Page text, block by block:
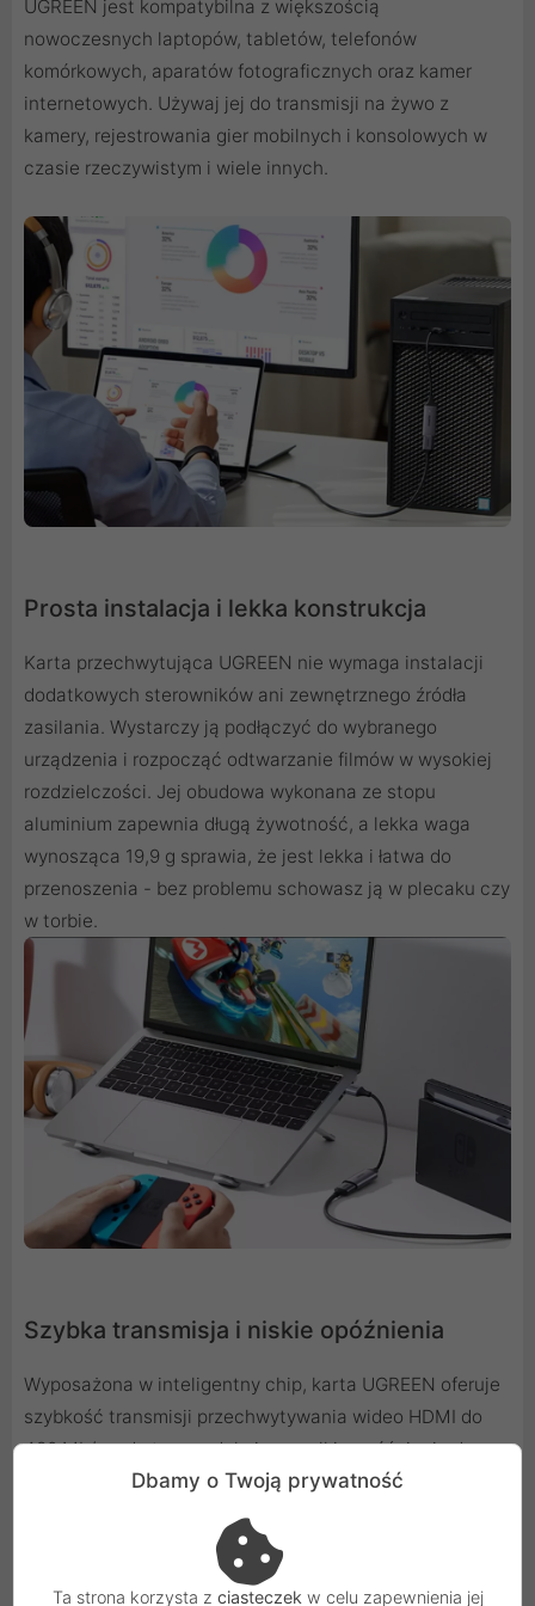
UGREEN jest kompatybilna z większością
nowoczesnych laptopów, tabletów, telefonów
komórkowych, aparatów fotograficznych oraz kamer
internetowych. Używaj jej do transmisji na żywo z
kamery, rejestrowania gier mobilnych i konsolowych w
czasie rzeczywistym i wiele innych.
Prosta instalacja i lekka konstrukcja
Karta przechwytująca UGREEN nie wymaga instalacji
dodatkowych sterowników ani zewnętrznego źródła
zasilania. Wystarczy ją podłączyć do wybranego
urządzenia i rozpocząć odtwarzanie filmów w wysokiej
rozdzielczości. Jej obudowa wykonana ze stopu
aluminium zapewnia długą żywotność, a lekka waga
wynosząca 19,9 g sprawia, że jest lekka i łatwa do
przenoszenia - bez problemu schowasz ją w plecaku czy
w torbie.
Szybka transmisja i niskie opóźnienia
Wyposażona w inteligentny chip, karta UGREEN oferuje
szybkość transmisji przechwytywania wideo HDMI do
480 Mb/s a do tego redukuje wszelkie opóźnienia do
minimum. Pozwala to na nagrywanie ważnych spotkań
czy konferencji w czasie rzeczywistym, co ułatwia w
późniejszym przeglądaniu. Najnowsza konstrukcja karty
zapewnia wyjątkowo niskie opóźnienia podczas grania i
Dbamy o Twoją prywatność
Ta strona korzysta z ciasteczek w celu zapewnienia jej